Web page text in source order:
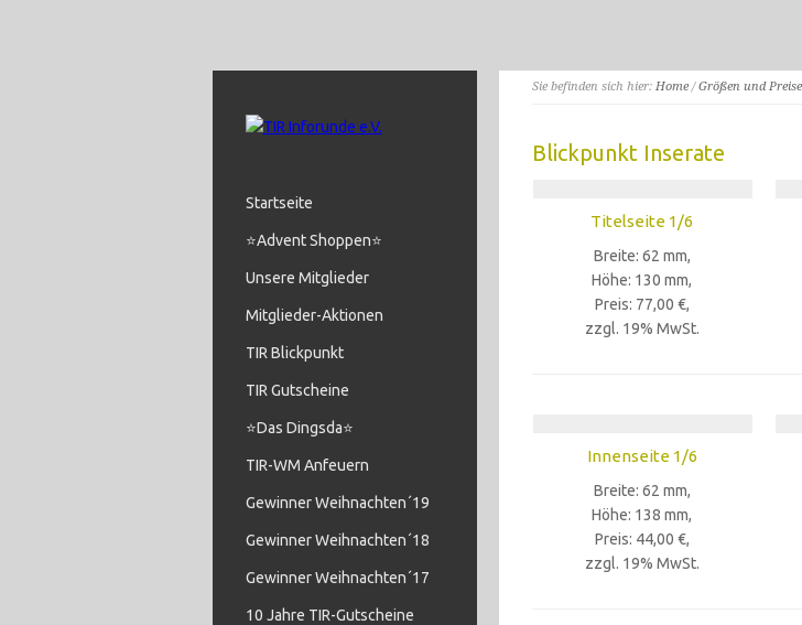
Sie befinden sich hier: Home/Größen und
Blickpunkt Inserate
Titelseite 1/6
Breite: 62 mm,
Höhe: 130 mm,
Preis: 77,00 €,
zzgl. 19% MwSt.
Innenseite 1/6
Breite: 62 mm,
Höhe: 138 mm,
Preis: 44,00 €,
zzgl. 19% MwSt.
Startseite
⭐Advent Shoppen⭐
Unsere Mitglieder
Mitglieder-Aktionen
TIR Blickpunkt
TIR Gutscheine
⭐Das Dingsda⭐
TIR-WM Anfeuern
Gewinner Weihnachten´19
Gewinner Weihnachten´18
Gewinner Weihnachten´17
10 Jahre TIR-Gutscheine